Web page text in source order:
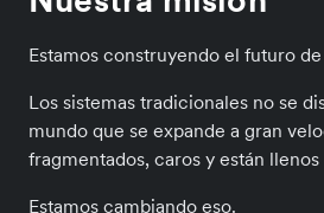
Estamos construyendo el futuro
Los sistemas tradicionales no se
mundo que se expande a gran
fragmentados, caros y están
Estamos cambiando eso.